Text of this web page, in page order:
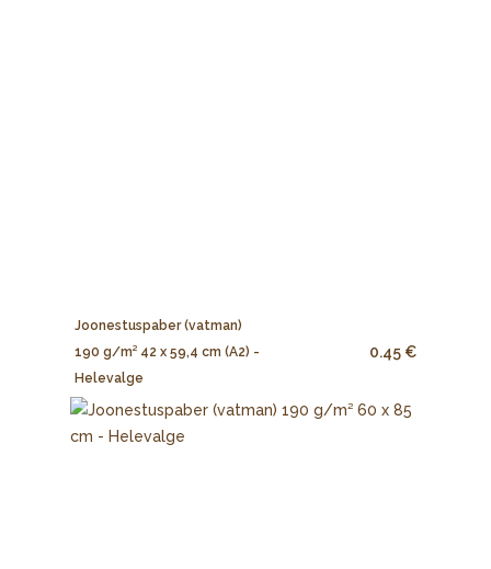
Joonestuspaber (vatman)
190 g/m² 42 x 59,4 cm (A2) -
Helevalge
0.45 €